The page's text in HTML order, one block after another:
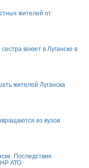
жителей от
воюет в Луганске в
жителей Луганска
из вузов
Последствие
АТО